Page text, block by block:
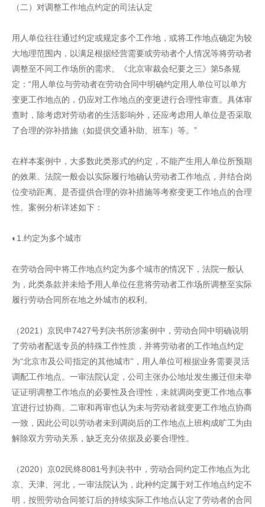
（二）对调整工作地点约定的司法认定
用人单位往往通过约定或规定多个工作地，或将工作地点确定为较
大地理范围内，以满足根据经营需要或劳动者个人情况等将劳动者
调整至不同工作场所的需求。《北京审裁会纪要之三》第5条规
定：“用人单位与劳动者在劳动合同中明确约定用人单位可以单方
变更工作地点的，仍应对工作地点的变更进行合理性审查。具体审
查时，除考虑对劳动者的生活影响外，还应考虑用人单位是否采取
了合理的弥补措施（如提供交通补助、班车）等。”
在样本案例中，大多数此类形式的约定，不能产生用人单位所预期
的效果。法院一般会以实际履行地确认劳动者工作地点，并结合岗
位变动距离、是否提供合理的弥补措施等考察变更工作地点的合理
性。案例分析详述如下：
◐1.约定为多个城市
在劳动合同中将工作地点约定为多个城市的情况下，法院一般认
为，此类条款并未给予用人单位任意将劳动者工作场所调整至实际
履行劳动合同所在地之外城市的权利。
（2021）京民申7427号判决书所涉案例中，劳动合同中明确说明
了劳动者配送专员的特殊工作性质，并将劳动者的工作地点约定
为“北京市及公司指定的其他城市”，用人单位可根据业务需要灵活
调配工作地点。一审法院认定，公司主张办公地址发生搬迁但未举
证证明调整工作地点的必要性及合理性，未就调岗变更工作地点事
宜进行过协商。二审和再审也认为未与劳动者就变更工作地点协商
一致，因此公司以劳动者未到调岗后的工作地点上班构成旷工为由
解除双方劳动关系，缺乏充分依据及必要合理性。
（2020）京02民终8081号判决书中，劳动合同约定工作地点为北
京、天津、河北，一审法院认为，此种约定属于对工作地点约定不
明，按照劳动合同签订后的持续实际工作地点认定了劳动者的合同